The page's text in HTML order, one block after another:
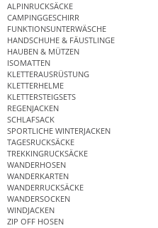
ALPINRUCKSÄCKE
CAMPINGGESCHIRR
FUNKTIONSUNTERWÄSCHE
HANDSCHUHE & FÄUSTLINGE
HAUBEN & MÜTZEN
ISOMATTEN
KLETTERAUSRÜSTUNG
KLETTERHELME
KLETTERSTEIGSETS
REGENJACKEN
SCHLAFSACK
SPORTLICHE WINTERJACKEN
TAGESRUCKSÄCKE
TREKKINGRUCKSÄCKE
WANDERHOSEN
WANDERKARTEN
WANDERRUCKSÄCKE
WANDERSOCKEN
WINDJACKEN
ZIP OFF HOSEN